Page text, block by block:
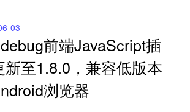
03
前端JavaScript插
新至1.8.0，兼容低版本
浏览器